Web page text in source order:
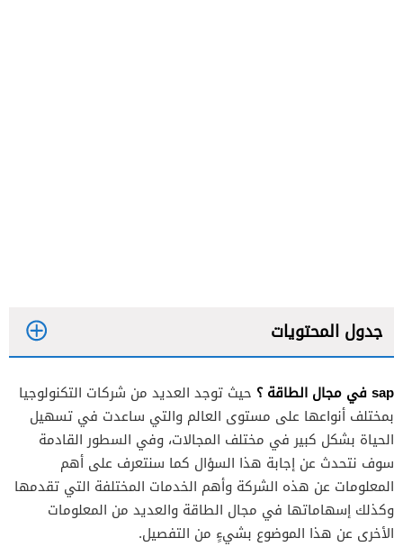
جدول المحتويات
sap في مجال الطاقة ؟
حيث توجد العديد من شركات التكنولوجيا
بمختلف أنواعها على مستوى العالم والتي ساعدت في تسهيل
الحياة بشكل كبير في مختلف المجالات، وفي السطور القادمة
سوف نتحدث عن إجابة هذا السؤال كما سنتعرف على أهم
المعلومات عن هذه الشركة وأهم الخدمات المختلفة التي تقدمها
وكذلك إسهاماتها في مجال الطاقة والعديد من المعلومات
الأخرى عن هذا الموضوع بشيءٍ من التفصيل.